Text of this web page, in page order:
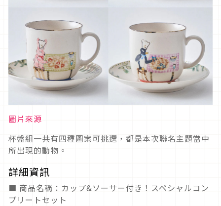
圖片來源
杯盤組一共有四種圖案可挑選，都是本次聯名主題當中
所出現的動物。
詳細資訊
■ 商品名稱：カップ&ソーサー付き！スペシャルコン
プリートセット